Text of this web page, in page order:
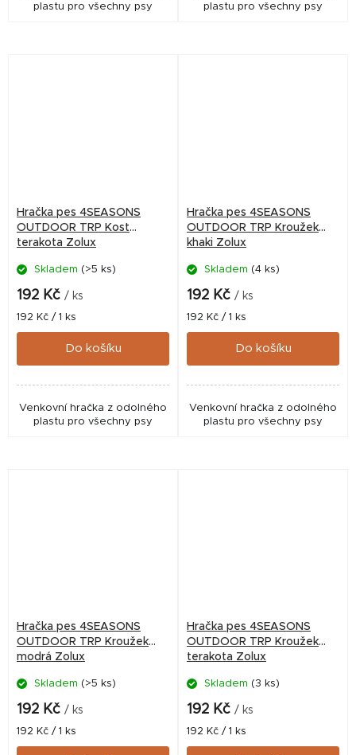
plastu pro všechny psy
plastu pro všechny psy
Hračka pes 4SEASONS
OUTDOOR TRP Kost
terakota Zolux
Skladem (>5 ks)
192 Kč / ks
Měrná
cena:
192 Kč / 1 ks
Do košíku
Venkovní hračka z odolného
plastu pro všechny psy
Hračka pes 4SEASONS
OUTDOOR TRP Kroužek
khaki Zolux
Skladem (4 ks)
192 Kč / ks
Měrná
cena:
192 Kč / 1 ks
Do košíku
Venkovní hračka z odolného
plastu pro všechny psy
Hračka pes 4SEASONS
OUTDOOR TRP Kroužek
modrá Zolux
Skladem (>5 ks)
192 Kč / ks
Měrná
cena:
192 Kč / 1 ks
Hračka pes 4SEASONS
OUTDOOR TRP Kroužek
terakota Zolux
Skladem (3 ks)
192 Kč / ks
Měrná
cena:
192 Kč / 1 ks